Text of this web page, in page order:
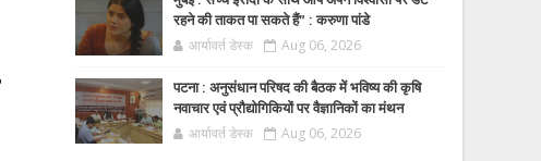
रहने की ताकत पा सकते हैं” : करुणा पांडे
आर्यावर्त डेस्क Aug 06, 2026
पटना : अनुसंधान परिषद की बैठक में भविष्य की कृषि
नवाचार एवं प्रौद्योगिकियों पर वैज्ञानिकों का मंथन
आर्यावर्त डेस्क Aug 06, 2026